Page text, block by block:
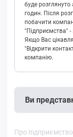
буде розглянуто
годин. Після
побачити
"Підприємства"
Якщо Вас
"Відкрити
компанію.
Ви
Про